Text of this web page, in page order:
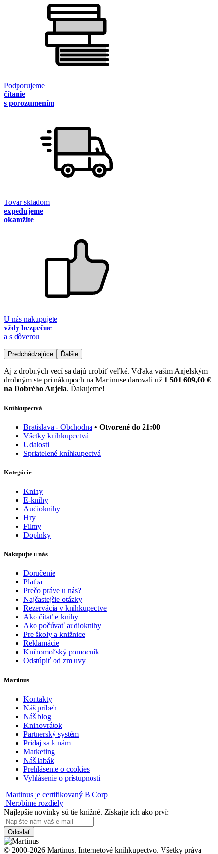
Podporujeme
čítanie
s porozumením
Tovar skladom
expedujeme
okamžite
U nás nakupujete
vždy bezpečne
a s dôverou
Predchádzajúce Ďalšie
Aj z drobných vecí sa dajú urobiť veľké. Vďaka vašim Anjelským
drobným ste pri nákupoch na Martinuse darovali už 1 501 609,00 €
na Dobrého Anjela. Ďakujeme!
Kníhkupectvá
Bratislava - Obchodná • Otvorené do 21:00
Všetky kníhkupectvá
Udalosti
Spriatelené kníhkupectvá
Kategórie
Knihy
E-knihy
Audioknihy
Hry
Filmy
Doplnky
Nakupujte u nás
Doručenie
Platba
Prečo práve u nás?
Najčastejšie otázky
Rezervácia v kníhkupectve
Ako čítať e-knihy
Ako počúvať audioknihy
Pre školy a knižnice
Reklamácie
Knihomoľský pomocník
Odstúpiť od zmluvy
Martinus
Kontakty
Náš príbeh
Náš blog
Knihovrátok
Partnerský systém
Pridaj sa k nám
Marketing
Náš labák
Prehlásenie o cookies
Vyhlásenie o prístupnosti
Martinus je certifikovaný B Corp
Nerobíme rozdiely
Najlepšie novinky sú tie knižné. Získajte ich ako prví:
Odoslať
© 2000-2026 Martinus. Internetové kníhkupectvo. Všetky práva